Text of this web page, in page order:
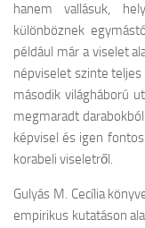
hanem vallásuk,
különböznek
például már a viselet
népviselet szinte
második világháború
megmaradt
képvisel és igen
korabeli viseletről.
Gulyás M. Cecília
empirikus kutatáson